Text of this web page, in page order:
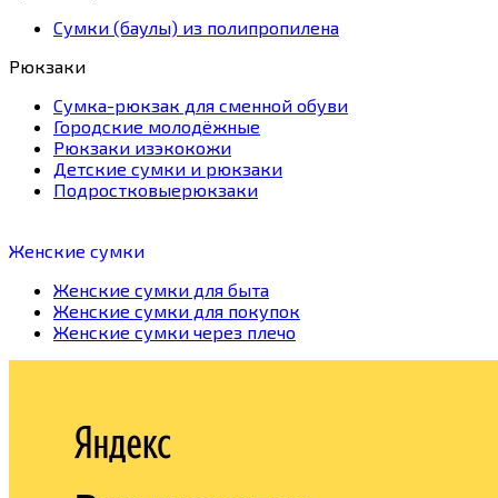
Сумки (баулы) из полипропилена
Рюкзаки
Сумка-рюкзак для сменной обуви
Городские молодёжные
Рюкзаки изэкокожи
Детские сумки и рюкзаки
Подростковыерюкзаки
Женские сумки
Женские сумки для быта
Женские сумки для покупок
Женские сумки через плечо